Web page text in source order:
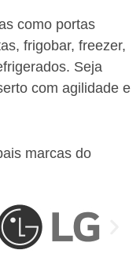
como portas
frigobar, freezer,
Seja
com agilidade e
marcas do